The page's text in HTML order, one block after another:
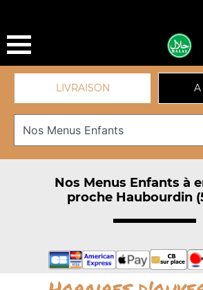
LIVRAISON A
Nos Menus Enfants à
proche Haubourdin